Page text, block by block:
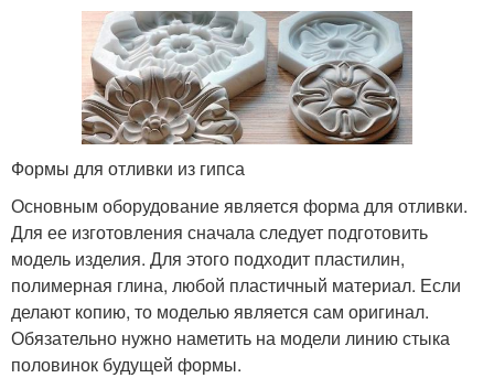
Формы для отливки из гипса
Основным оборудование является форма для отливки.
Для ее изготовления сначала следует подготовить
модель изделия. Для этого подходит пластилин,
полимерная глина, любой пластичный материал. Если
делают копию, то моделью является сам оригинал.
Обязательно нужно наметить на модели линию стыка
половинок будущей формы.